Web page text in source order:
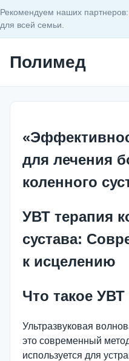
Рекомендуем наших партнеров:
для всей семьи.
Полимед
для лечения
коленного
УВТ терапия
сустава:
к исцелению
Что такое УВТ
Ультразвуковая
это современный
используется для